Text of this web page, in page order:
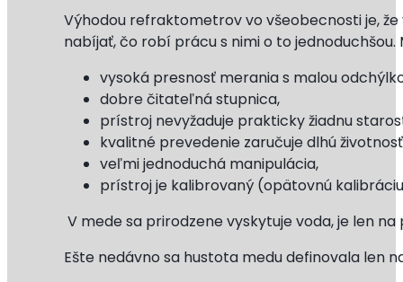
Výhodou refraktometrov vo všeobecnosti je,
nabíjať, čo robí prácu s nimi o to
vysoká presnosť merania s malou
dobre čitateľná stupnica,
prístroj nevyžaduje prakticky žiadnu
kvalitné prevedenie zaručuje dlhú
veľmi jednoduchá manipulácia,
prístroj je kalibrovaný (opätovnú
V mede sa prirodzene vyskytuje voda, je len
Ešte nedávno sa hustota medu definovala len